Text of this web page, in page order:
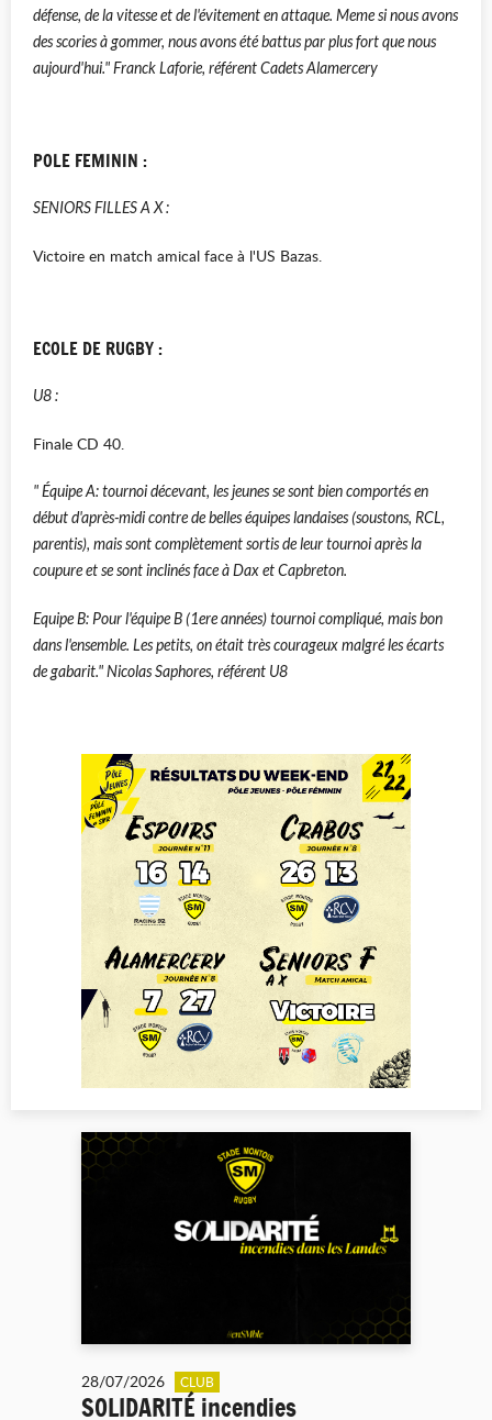
défense, de la vitesse et de l'évitement en attaque. Meme si nous avons
des scories à gommer, nous avons été battus par plus fort que nous
aujourd'hui." Franck Laforie, référent Cadets Alamercery
POLE FEMININ :
SENIORS FILLES A X :
Victoire en match amical face à l'US Bazas.
ECOLE DE RUGBY :
U8 :
Finale CD 40.
" ÉquipeA:tournoi décevant, les jeunes se sont bien comportés en
début d'après-midi contre de belles équipes landaises(soustons, RCL,
parentis), mais sont complètement sortis de leur tournoi après la
coupure et se sont inclinés face à Dax etCapbreton.
EquipeB:Pourl'équipe B(1ere années)tournoi compliqué, mais bon
dans l'ensemble. Les petits, on était très courageux malgré les écarts
de gabarit." Nicolas Saphores, référent U8
28/07/2026 CLUB
SOLIDARITÉ incendies